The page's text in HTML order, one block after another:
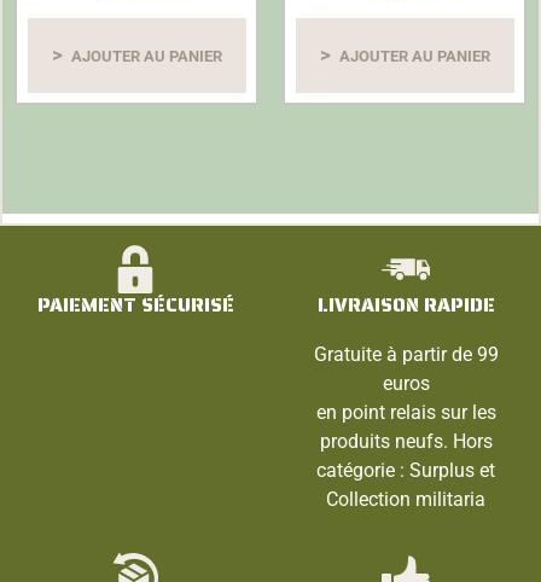
r
AJOUTER AU PANIER
r
AJOUTER AU PANIER
PAIEMENT SÉCURISÉ LIVRAISON RAPIDE
Gratuite à partir de 99
euros
en point relais sur les
produits neufs. Hors
catégorie : Surplus et
Collection militaria